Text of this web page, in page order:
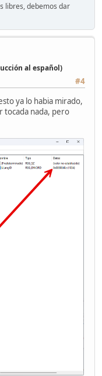
debemos dar
al español)
#4
ya lo habia mirado,
tocada nada, pero